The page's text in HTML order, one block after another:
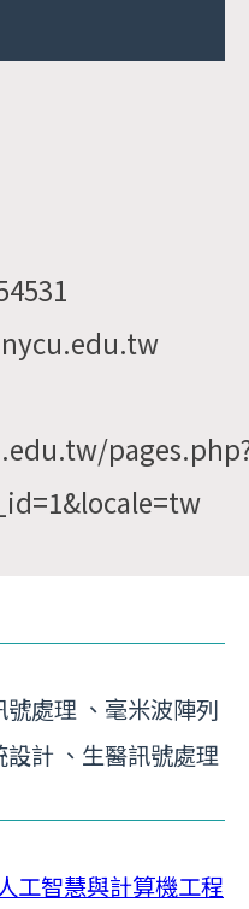
處理 、毫米波陣列
計 、生醫訊號處理
工智慧與計算機工程